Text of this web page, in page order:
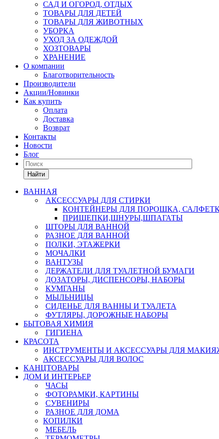
САД И ОГОРОД, ОТДЫХ
ТОВАРЫ ДЛЯ ДЕТЕЙ
ТОВАРЫ ДЛЯ ЖИВОТНЫХ
УБОРКА
УХОД ЗА ОДЕЖДОЙ
ХОЗТОВАРЫ
ХРАНЕНИЕ
О компании
Благотворительность
Производители
Акции/Новинки
Как купить
Оплата
Доставка
Возврат
Контакты
Новости
Блог
Найти
ВАННАЯ
АКСЕССУАРЫ ДЛЯ СТИРКИ
КОНТЕЙНЕРЫ ДЛЯ ПОРОШКА,
ПРИЩЕПКИ,ШНУРЫ,ШПАГАТЫ
ШТОРЫ ДЛЯ ВАННОЙ
РАЗНОЕ ДЛЯ ВАННОЙ
ПОЛКИ, ЭТАЖЕРКИ
МОЧАЛКИ
ВАНТУЗЫ
ДЕРЖАТЕЛИ ДЛЯ ТУАЛЕТНОЙ БУМАГИ
ДОЗАТОРЫ, ДИСПЕНСОРЫ, НАБОРЫ
КУМГАНЫ
МЫЛЬНИЦЫ
СИДЕНЬЕ ДЛЯ ВАННЫ И ТУАЛЕТА
ФУТЛЯРЫ, ДОРОЖНЫЕ НАБОРЫ
БЫТОВАЯ ХИМИЯ
ГИГИЕНА
КРАСОТА
ИНСТРУМЕНТЫ И АКСЕССУАРЫ ДЛЯ
АКСЕССУАРЫ ДЛЯ ВОЛОС
КАНЦТОВАРЫ
ДОМ И ИНТЕРЬЕР
ЧАСЫ
ФОТОРАМКИ, КАРТИНЫ
СУВЕНИРЫ
РАЗНОЕ ДЛЯ ДОМА
КОПИЛКИ
МЕБЕЛЬ